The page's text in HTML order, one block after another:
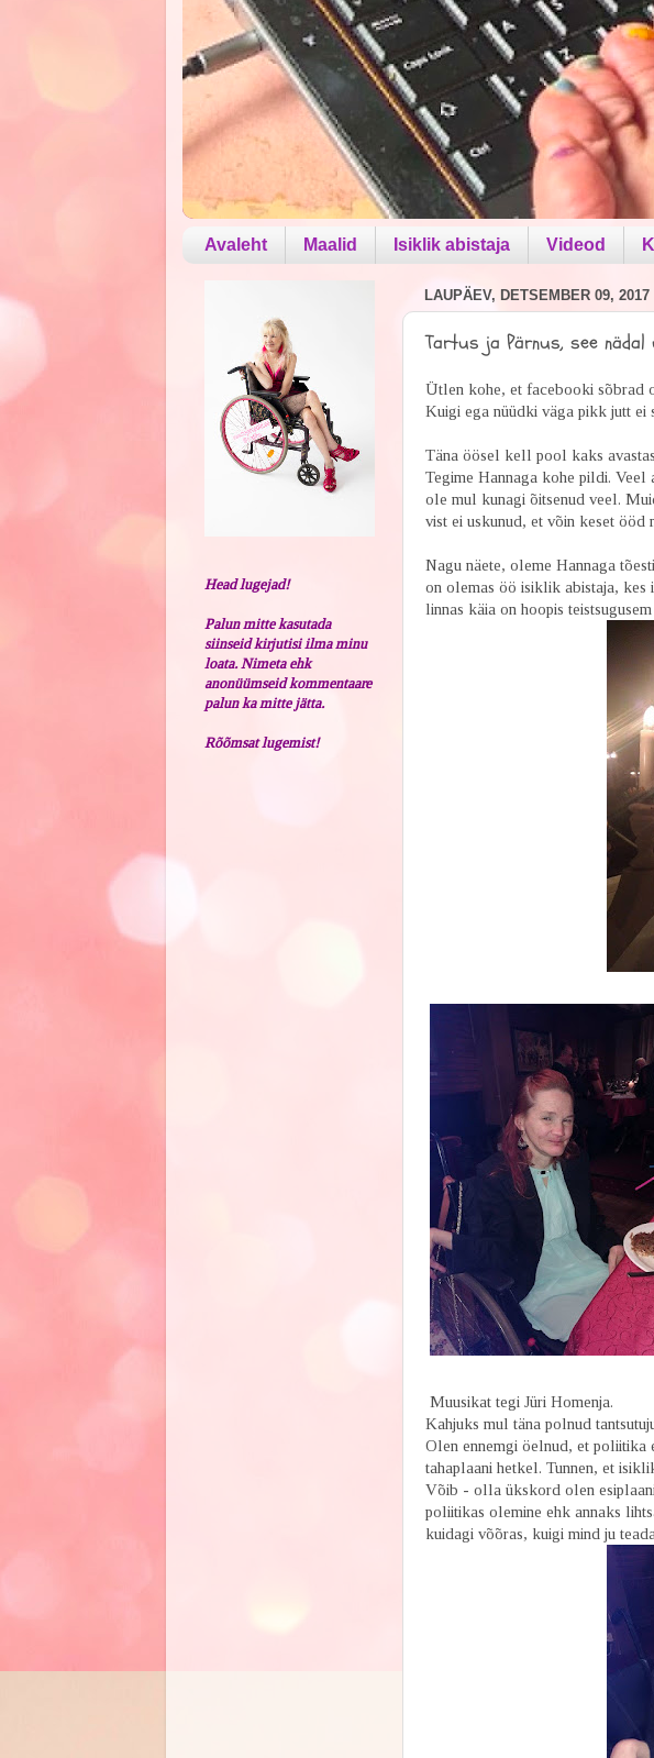
Avaleht Maalid Isiklik abistaja Videod
LAUPÄEV, DETSEMBER 09, 2017
Tartus ja Pärnus, see nädal
Ütlen kohe, et facebooki sõbrad
Kuigi ega nüüdki väga pikk jutt ei
Täna öösel kell pool kaks
Tegime Hannaga kohe pildi. Veel
ole mul kunagi õitsenud veel.
vist ei uskunud, et võin keset
Nagu näete, oleme Hannaga
on olemas öö isiklik abistaja,
linnas käia on hoopis
Muusikat tegi Jüri Homenja.
Kahjuks mul täna polnud
Olen ennemgi öelnud, et poliitika
tahaplaani hetkel. Tunnen, et
Võib - olla ükskord olen
poliitikas olemine ehk annaks
kuidagi võõras, kuigi mind ju
Head lugejad!
Palun mitte kasutada
siinseid kirjutisi ilma minu
loata. Nimeta ehk
anonüümseid kommentaare
palun ka mitte jätta.
Rõõmsat lugemist!